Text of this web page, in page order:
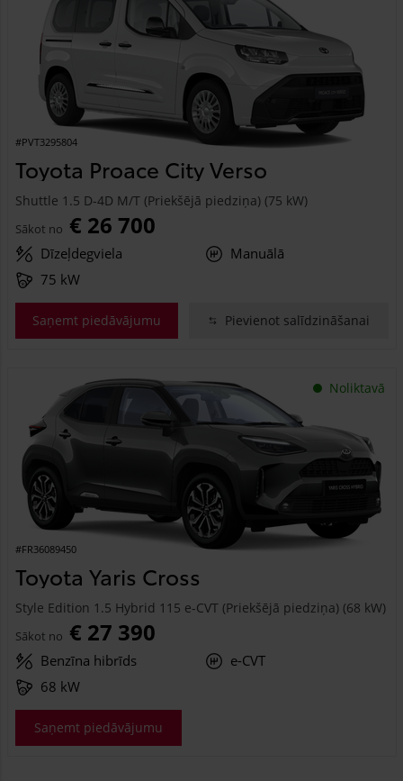
#PVT3295804
Toyota Proace City Verso
Shuttle 1.5 D-4D M/T (Priekšējā piedziņa) (75 kW)
Sākot no € 26 700
Dīzeļdegviela
Manuālā
75 kW
Saņemt piedāvājumu Pievienot salīdzināšanai
Noliktavā
#FR36089450
Toyota Yaris Cross
Style Edition 1.5 Hybrid 115 e-CVT (Priekšējā piedziņa) (68 kW)
Sākot no € 27 390
Benzīna hibrīds
e-CVT
68 kW
Saņemt piedāvājumu